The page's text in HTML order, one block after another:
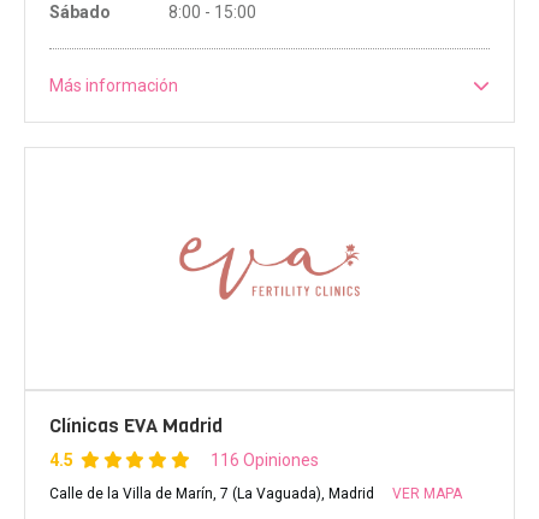
Sábado
8:00 - 15:00
Más información
Clínicas EVA Madrid
4.5 116 Opiniones
Calle de la Villa de Marín, 7 (La Vaguada), Madrid VER MAPA